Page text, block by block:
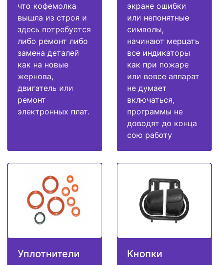
что кофемолка
вышла из строя и
здесь потребуется
либо ремонт либо
замена деталей
как на новые
жернова,
двигатель или
ремонт
электронных плат.
экране ошибки
или непонятные
символы,
начинают мерцать
все индикаторы
как при пожаре
или вовсе аппарат
не думает
включаться,
программы не
доводят до конца
сою работу
Уплотнители Кнопки